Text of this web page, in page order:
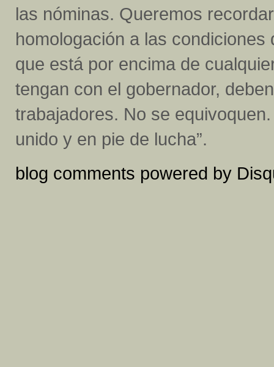
las nóminas. Queremos
homologación a las
que está por encima de
tengan con el gobernador,
trabajadores. No se
unido y en pie de lucha”.
blog comments powered by